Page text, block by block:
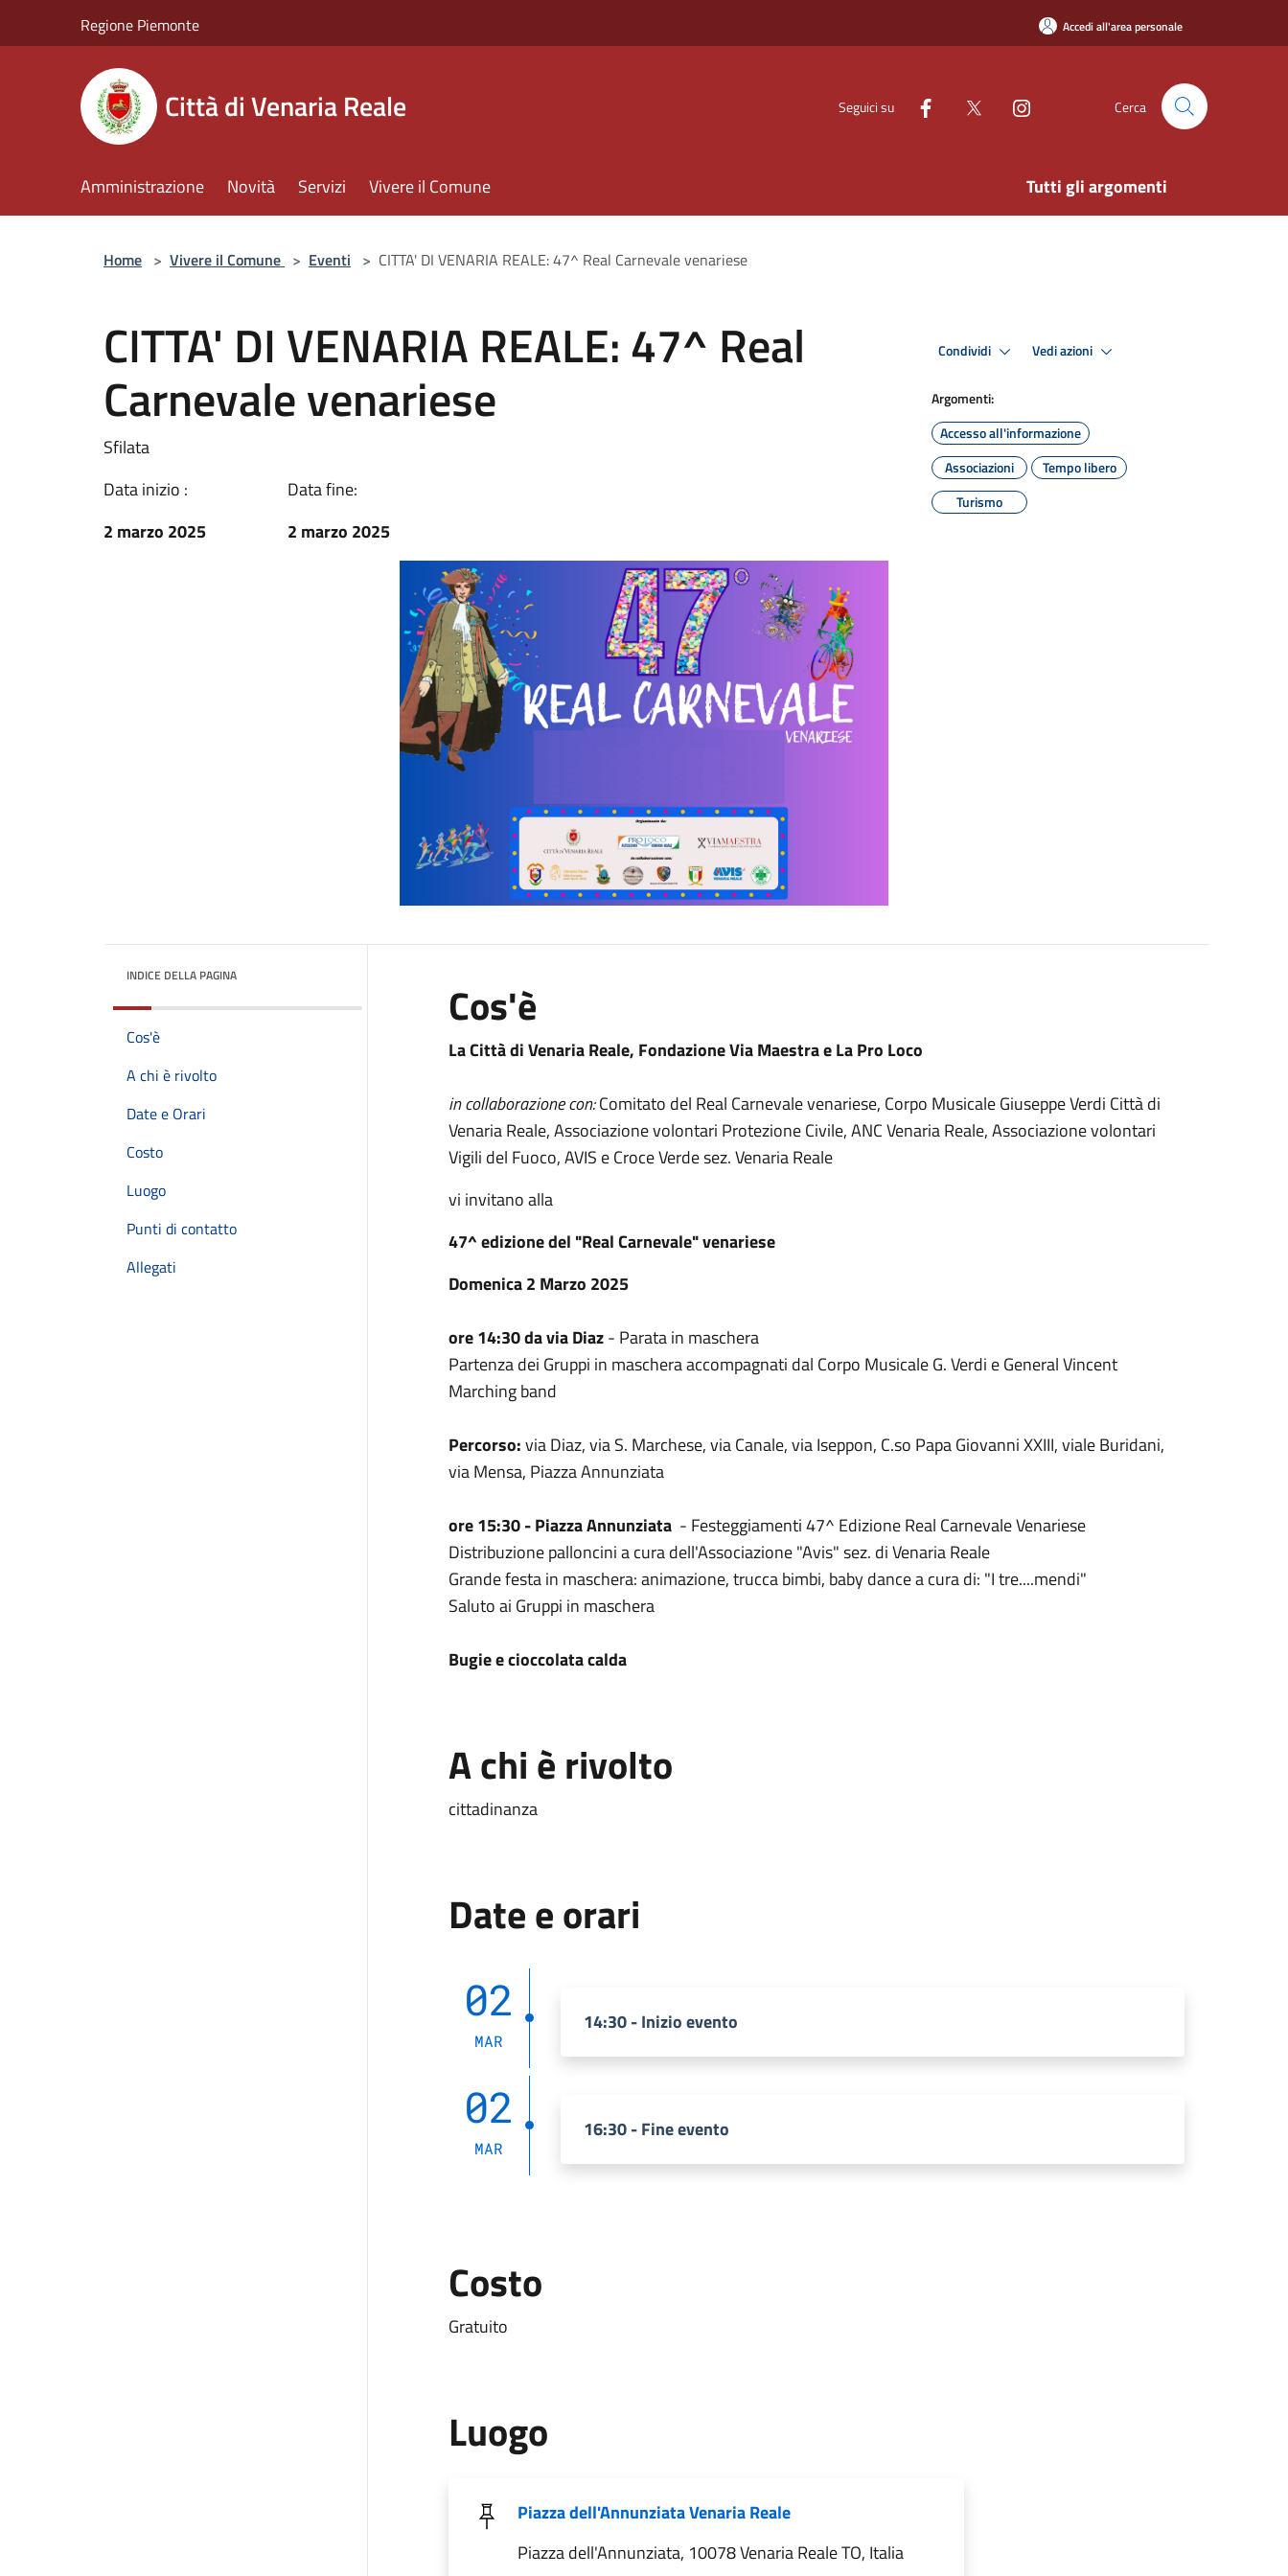
Regione Piemonte Accedi all'area personale
Città di Venaria Reale Seguici su Cerca
Amministrazione Novità Servizi Vivere il Comune Tutti gli argomenti
Home > Vivere il Comune > Eventi > CITTA' DI VENARIA REALE: 47^ Real Carnevale venariese
CITTA' DI VENARIA REALE: 47^ Real
Carnevale venariese
Sfilata
Data inizio :
2 marzo 2025
Data fine:
2 marzo 2025
Condividi Vedi azioni
Argomenti:
Accesso all'informazione
Associazioni
Tempo libero
Turismo
INDICE DELLA PAGINA
Cos'è
A chi è rivolto
Date e Orari
Costo
Luogo
Punti di contatto
Allegati
Cos'è
La Città di Venaria Reale, Fondazione Via Maestra e La Pro Loco
in collaborazione con:Comitato del Real Carnevale venariese, Corpo Musicale Giuseppe Verdi Città di
Venaria Reale, Associazione volontari Protezione Civile, ANC Venaria Reale, Associazione volontari
Vigili del Fuoco, AVIS e Croce Verde sez. Venaria Reale
vi invitano alla
47^ edizione del "Real Carnevale" venariese
Domenica 2 Marzo 2025
ore 14:30 da via Diaz- Parata in maschera
Partenza dei Gruppi in maschera accompagnati dal Corpo Musicale G. Verdi e General Vincent
Marching band
Percorso:via Diaz, via S. Marchese, via Canale, via Iseppon, C.so Papa Giovanni XXIII, viale Buridani,
via Mensa, Piazza Annunziata
ore 15:30 - Piazza Annunziata - Festeggiamenti 47^ Edizione Real Carnevale Venariese
Distribuzione palloncini a cura dell'Associazione "Avis" sez. di Venaria Reale
Grande festa in maschera: animazione, trucca bimbi, baby dance a cura di: "I tre....mendi"
Saluto ai Gruppi in maschera
Bugie e cioccolata calda
A chi è rivolto
cittadinanza
Date e orari
02
MAR
14:30 - Inizio evento
02
MAR
16:30 - Fine evento
Costo
Gratuito
Luogo
Piazza dell'Annunziata Venaria Reale
Piazza dell'Annunziata, 10078 Venaria Reale TO, Italia